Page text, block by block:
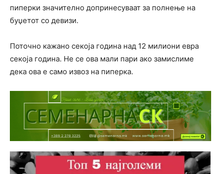
пиперки значително допринесуваат за полнење на
буџетот со девизи.
Поточно кажано секоја година над 12 милиони евра
секоја година. Не се ова мали пари ако замислиме
дека ова е само извоз на пиперка.